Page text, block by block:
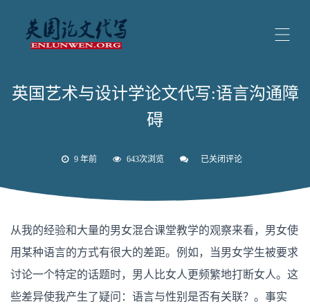
英国艺术与设计学论文代写:语言沟通障
碍
9 年前 643次浏览
英
计
论
代
写:
语
已关闭评论
从我的经验和大量的男女混合课堂教学的观察来看，男女使
用某种语言的方式有很大的差距。例如，当男女学生被要求
讨论一个特定的话题时，男人比女人更频繁地打断女人。这
些差异使我产生了疑问：语言与性别是否有关联？。事实